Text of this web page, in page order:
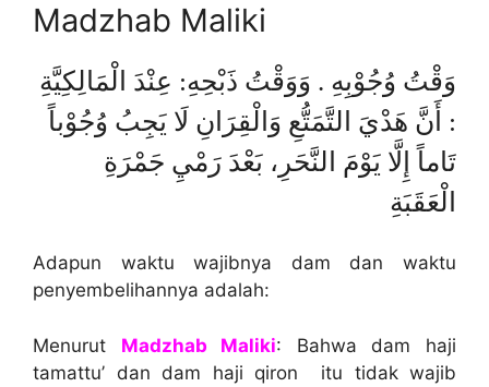
Madzhab Maliki
وَقْتُ وُجُوْبِهِ . وَوَقْتُ ذَبْحِهِ: عِنْدَ الْمَالِكِيَّةِ
: أَنَّ هَدْيَ التَّمَتُّعِ وَالْقِرَانِ لَا يَجِبُ وُجُوْباً
تَاماً إِلَّا يَوْمَ النَّحَرِ، بَعْدَ رَمْيِ جَمْرَةِ
الْعَقَبَةِ
Adapun waktu wajibnya dam dan waktu
penyembelihannya adalah:
Menurut Madzhab Maliki: Bahwa dam haji
tamattu’ dan dam haji qiron itu tidak wajib